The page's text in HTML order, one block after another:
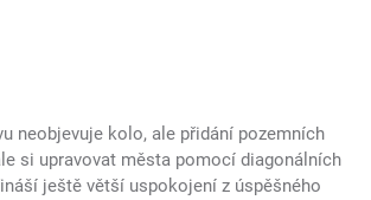
neobjevuje kolo, ale přidání pozemních
si upravovat města pomocí diagonálních
ještě větší uspokojení z úspěšného